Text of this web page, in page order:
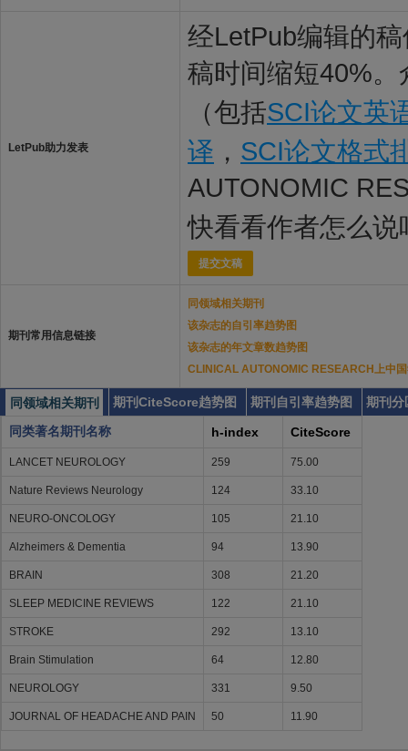
LetPub助力发表
经LetPub编辑的
稿时间缩短40%
（包括SCI论文英
译 ， SCI论文格式
AUTONOMIC
快看看作者怎么说
提交文稿
期刊常用信息链接
同领域相关期刊
该杂志的自引率趋势图
该杂志的年文章数趋势图
CLINICAL AUTONOMIC RESEARCH上中
同领域相关期刊 期刊CiteScore趋势图 期刊自引率趋势图
期刊分
同类著名期刊名称
h-index CiteScore
LANCET NEUROLOGY 259 75.00
Nature Reviews Neurology 124 33.10
NEURO-ONCOLOGY 105 21.10
Alzheimers & Dementia 94 13.90
BRAIN 308 21.20
SLEEP MEDICINE REVIEWS 122 21.10
STROKE 292 13.10
Brain Stimulation 64 12.80
NEUROLOGY 331 9.50
JOURNAL OF HEADACHE AND PAIN 50 11.90